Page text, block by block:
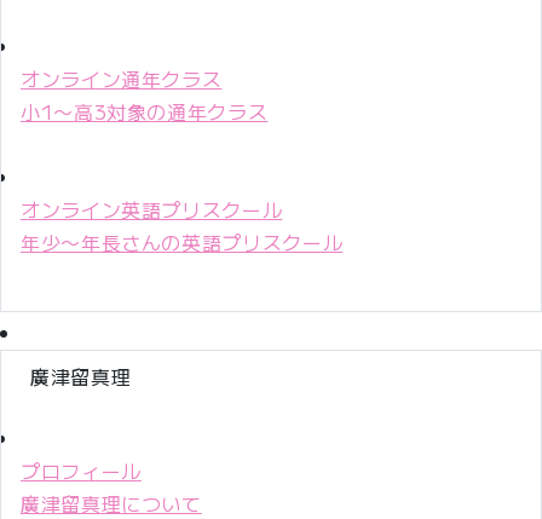
オンライン通年クラス
小1〜高3対象の通年クラス
オンライン英語プリスクール
年少〜年長さんの英語プリスクール
廣津留真理
プロフィール
廣津留真理について